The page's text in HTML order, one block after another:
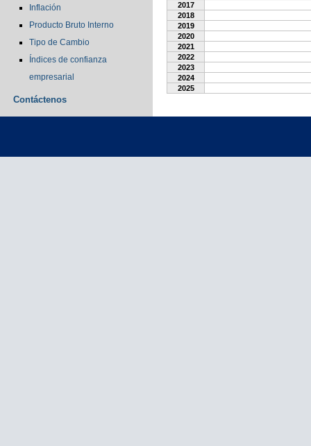
Inflación
Producto Bruto Interno
Tipo de Cambio
Índices de confianza
empresarial
Contáctenos
2017
2018
2019
2020
2021
2022
2023
2024
2025